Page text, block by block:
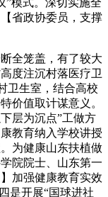
省政协委员，支撑
全笼盖，有了较大
度注沉村落医疗卫
卫生室，结合高校
价值取计谋意义。
层为沉点”工做方
教育纳入学校讲授
为健康山东扶植做
院院士、山东第一
加强健康教育实效
是开展“国球进社